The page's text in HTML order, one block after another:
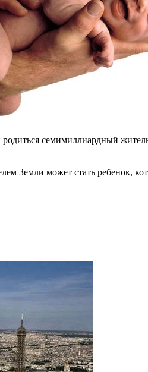
семимиллиардный
Земли может стать ребенок,